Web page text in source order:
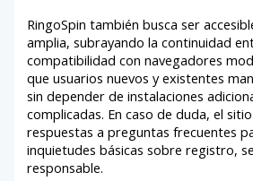
RingoSpin también busca ser
amplia, subrayando la continuidad
compatibilidad con navegadores
que usuarios nuevos y existentes
sin depender de instalaciones
complicadas. En caso de duda, el
respuestas a preguntas frecuentes
inquietudes básicas sobre registro,
responsable.